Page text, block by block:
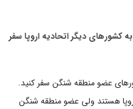
کشورهای دیگر اتحادیه اروپا سفر
عضو منطقه شنگن سفر کنید.
هستند ولی عضو منطقه شنگن